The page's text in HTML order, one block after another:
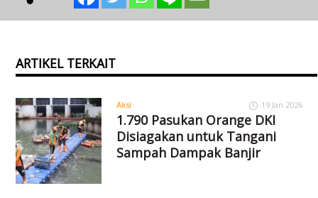
ARTIKEL TERKAIT
Aksi 19 Jan 2026
1.790 Pasukan Orange DKI
Disiagakan untuk Tangani
Sampah Dampak Banjir